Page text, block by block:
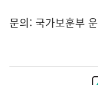
문의: 국가보훈부